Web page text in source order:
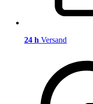
24 h Versand